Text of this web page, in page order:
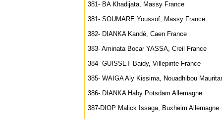
381- BA Khadijata, Massy France
381- SOUMARE Youssof, Massy France
382- DIANKA Kandé, Caen France
383- Aminata Bocar YASSA, Creil France
384- GUISSET Baidy, Villepinte France
385- WAIGA Aly Kissima, Nouadhibou
386- DIANKA Haby Potsdam Allemagne
387-DIOP Malick Issaga, Buxheim Allemagne